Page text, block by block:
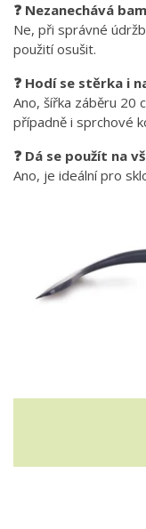
❓ Nezanechává
Ne, při správné
použití osušit.
❓ Hodí se stěrka i
Ano, šířka záběru 20
případně i sprchové
❓ Dá se použít na
Ano, je ideální pro